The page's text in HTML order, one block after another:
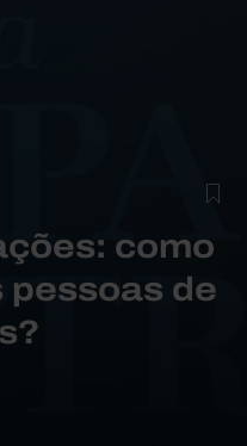
como
pessoas de